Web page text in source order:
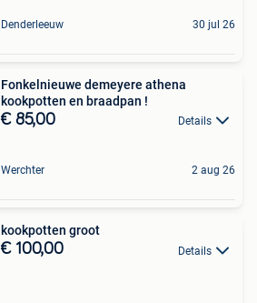
Denderleeuw 30 jul 26
Fonkelnieuwe demeyere athena
kookpotten en braadpan !
€ 85,00 Details
Werchter 2 aug 26
kookpotten groot
€ 100,00 Details